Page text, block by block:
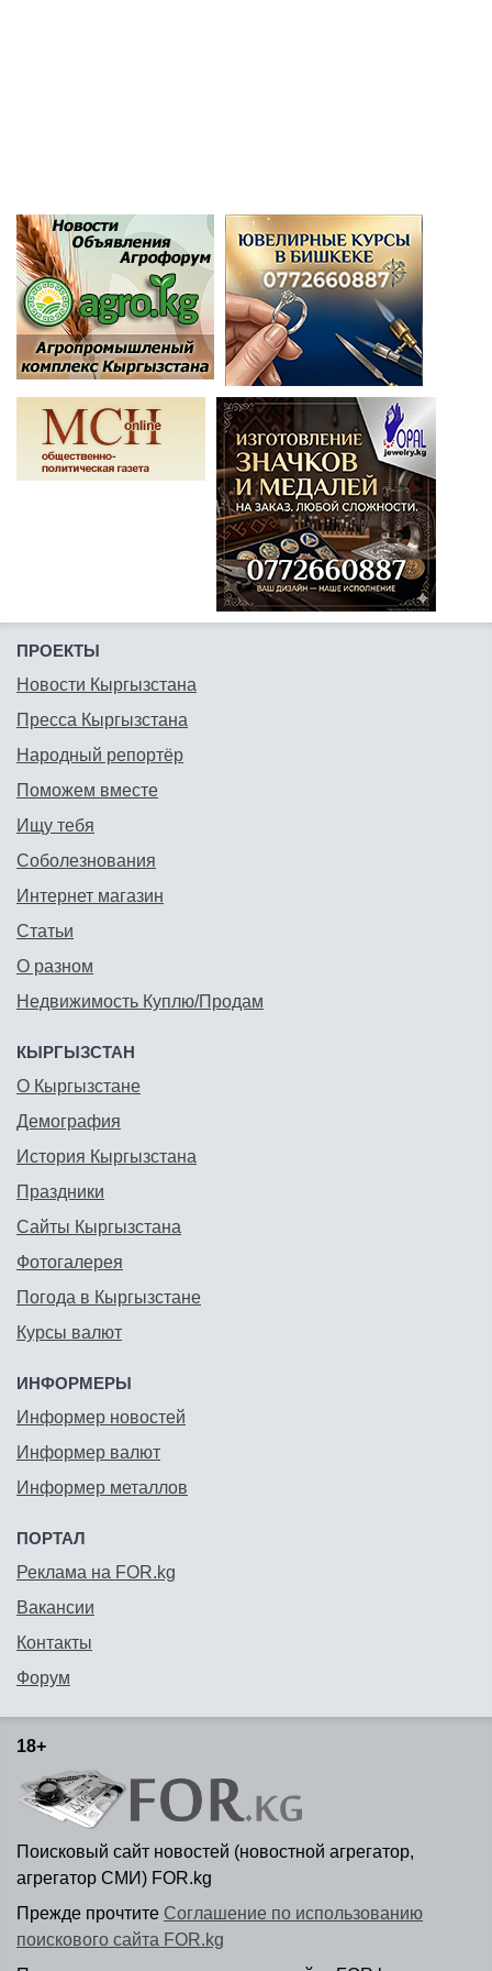
ПРОЕКТЫ
Новости Кыргызстана
Пресса Кыргызстана
Народный репортёр
Поможем вместе
Ищу тебя
Соболезнования
Интернет магазин
Статьи
О разном
Недвижимость Куплю/Продам
КЫРГЫЗСТАН
О Кыргызстане
Демография
История Кыргызстана
Праздники
Сайты Кыргызстана
Фотогалерея
Погода в Кыргызстане
Курсы валют
ИНФОРМЕРЫ
Информер новостей
Информер валют
Информер металлов
ПОРТАЛ
Реклама на FOR.kg
Вакансии
Контакты
Форум
18+
Поисковый сайт новостей (новостной агрегатор,
агрегатор СМИ) FOR.kg
Прежде прочтите Соглашение по использованию
поискового сайта FOR.kg